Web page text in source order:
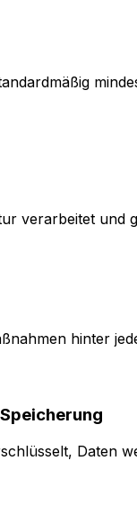
verarbeitet und
hinter
Daten